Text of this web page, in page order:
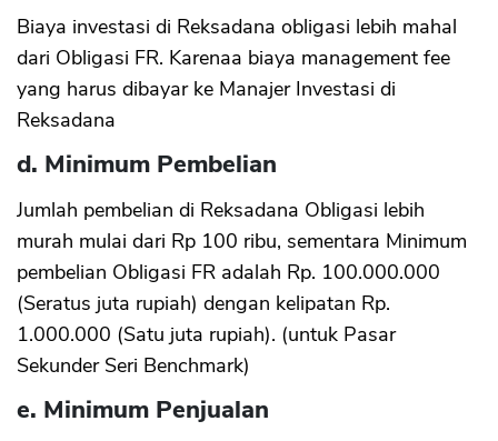
Biaya investasi di Reksadana obligasi lebih mahal
dari Obligasi FR. Karenaa biaya management fee
yang harus dibayar ke Manajer Investasi di
Reksadana
d. Minimum Pembelian
Jumlah pembelian di Reksadana Obligasi lebih
murah mulai dari Rp 100 ribu, sementara Minimum
pembelian Obligasi FR adalah Rp. 100.000.000
(Seratus juta rupiah) dengan kelipatan Rp.
1.000.000 (Satu juta rupiah). (untuk Pasar
Sekunder Seri Benchmark)
e. Minimum Penjualan